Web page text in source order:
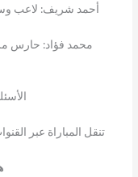
أحمد شريف: لاعب
محمد فؤاد: حارس
تنقل المباراة عبر